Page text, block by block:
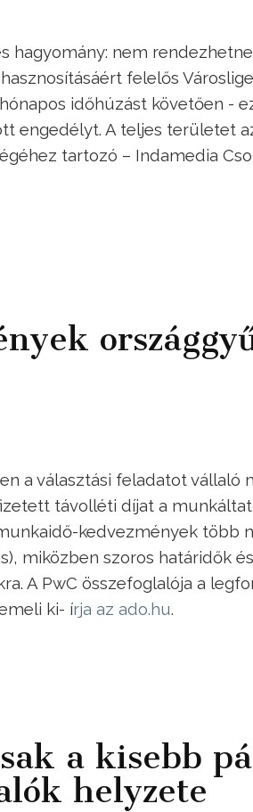
hagyomány: nem
felelős
időhúzást követően -
engedélyt. A teljes területet
tartozó – Indamedia
a választási feladatot vállaló
távolléti díjat a
kedvezmények több
miközben szoros határidők
A PwC összefoglalója a
ki- írja az ado.hu.
a kisebb
helyzete